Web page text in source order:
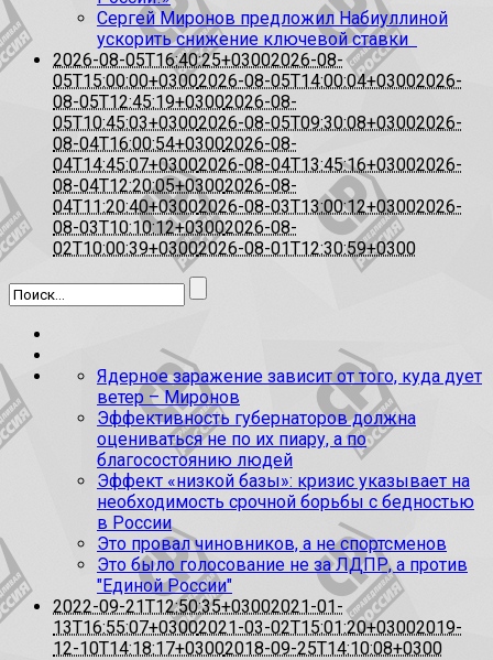
Сергей Миронов предложил Набиуллиной
ускорить снижение ключевой ставки
2026-08-05T16:40:25+03002026-08-
05T15:00:00+03002026-08-05T14:00:04+03002026-
08-05T12:45:19+03002026-08-
05T10:45:03+03002026-08-05T09:30:08+03002026-
08-04T16:00:54+03002026-08-
04T14:45:07+03002026-08-04T13:45:16+03002026-
08-04T12:20:05+03002026-08-
04T11:20:40+03002026-08-03T13:00:12+03002026-
08-03T10:10:12+03002026-08-
02T10:00:39+03002026-08-01T12:30:59+0300
Ядерное заражение зависит от того, куда дует
ветер – Миронов
Эффективность губернаторов должна
оцениваться не по их пиару, а по
благосостоянию людей
Эффект «низкой базы»: кризис указывает на
необходимость срочной борьбы с бедностью
в России
Это провал чиновников, а не спортсменов
Это было голосование не за ЛДПР, а против
"Единой России"
2022-09-21T12:50:35+03002021-01-
13T16:55:07+03002021-03-02T15:01:20+03002019-
12-10T14:18:17+03002018-09-25T14:10:08+0300